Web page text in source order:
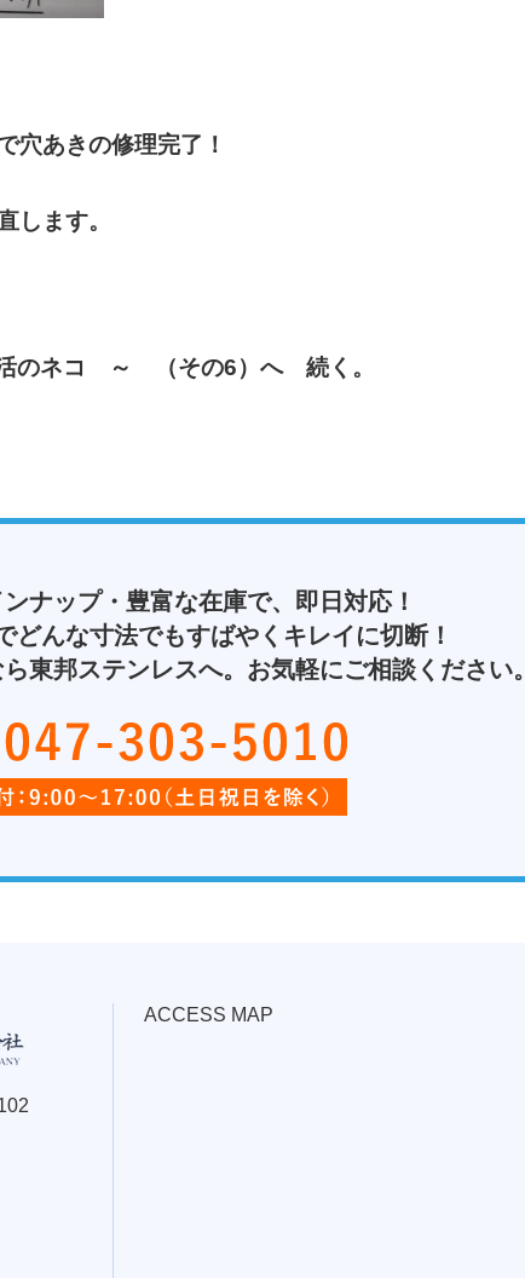
穴あきの修理完了！
します。
のネコ ～ （その6）へ 続く。
ナップ・豊富な在庫で、即日対応！
どんな寸法でもすばやくキレイに切断！
東邦ステンレスへ。お気軽にご相談ください。
ACCESS MAP